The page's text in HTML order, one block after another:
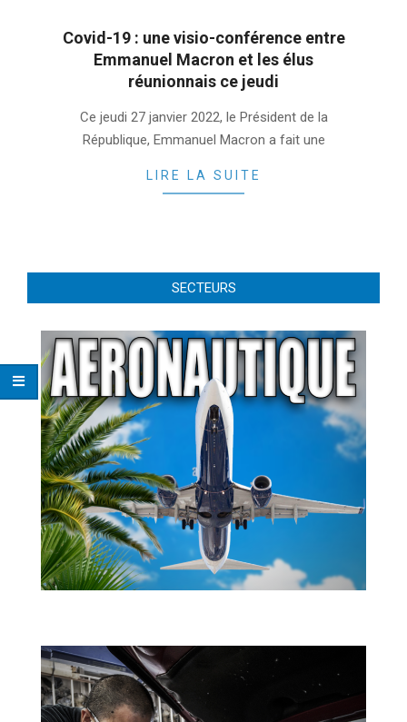
Covid-19 : une visio-conférence entre
Emmanuel Macron et les élus
réunionnais ce jeudi
Ce jeudi 27 janvier 2022, le Président de la
République, Emmanuel Macron a fait une
LIRE LA SUITE
SECTEURS